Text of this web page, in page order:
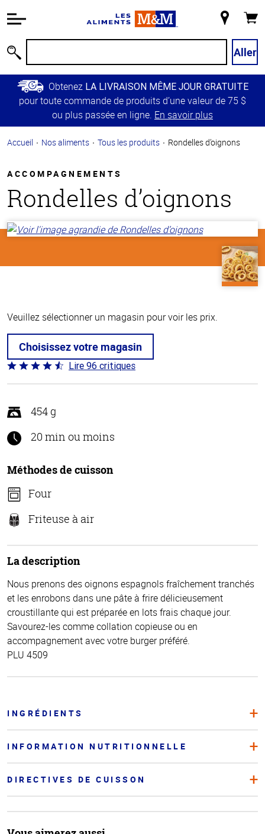
relative à
Passer
contenu
principal
Retour à
principale
magasin
Aller
Obtenez LA LIVRAISON MÊME JOUR GRATUITE
pour toute commande de produits d’une valeur de 75 $
ou plus passée en ligne. En savoir plus
Accueil Nos aliments Tous les produits Rondelles d’oignons
ACCOMPAGNEMENTS
Rondelles d’oignons
Veuillez sélectionner un magasin pour voir les prix.
Choisissez votre magasin
Coté
Lire 96 critiques
454 g
20 min ou moins
Méthodes de cuisson
Four
Friteuse à air
La description
Nous prenons des oignons espagnols fraîchement tranchés
et les enrobons dans une pâte à frire délicieusement
croustillante qui est préparée en lots frais chaque jour.
Savourez-les comme collation copieuse ou en
accompagnement avec votre burger préféré.
PLU 4509
INGRÉDIENTS
INFORMATION NUTRITIONNELLE
DIRECTIVES DE CUISSON